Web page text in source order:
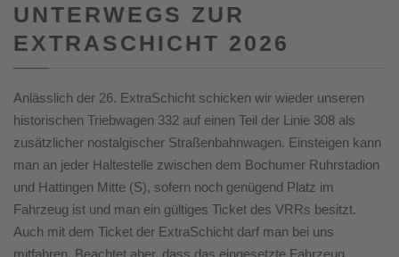
UNTERWEGS ZUR
EXTRASCHICHT 2026
Anlässlich der 26. ExtraSchicht schicken wir wieder unseren
historischen Triebwagen 332 auf einen Teil der Linie 308 als
zusätzlicher nostalgischer Straßenbahnwagen. Einsteigen kann
man an jeder Haltestelle zwischen dem Bochumer Ruhrstadion
und Hattingen Mitte (S), sofern noch genügend Platz im
Fahrzeug ist und man ein gültiges Ticket des VRRs besitzt.
Auch mit dem Ticket der ExtraSchicht darf man bei uns
mitfahren. Beachtet aber, dass das eingesetzte Fahrzeug